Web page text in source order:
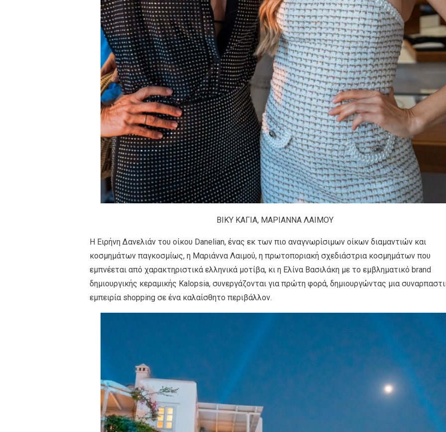
ΒΙΚΥ ΚΑΓΙΑ, ΜΑΡΙΑΝΝΑ ΛΑΙΜΟΥ
Η Ειρήνη Δανελιάν του οίκου Danelian, ένας εκ των πιο αναγνωρίσιμων οίκων διαμαντιών και
κοσμημάτων παγκοσμίως, η Μαριάννα Λαιμού, η πρωτοποριακή σχεδιάστρια κοσμημάτων που
εμπνέεται από χαρακτηριστικά ελληνικά μοτίβα, κι η Ελίνα Βασιλάκη με το εμβληματικό brand
δημιουργικής κεραμικής Kalopsia, συνεργάζονται για πρώτη φορά, δημιουργώντας μια
εμπειρία shopping σε ένα καλαίσθητο περιβάλλον.